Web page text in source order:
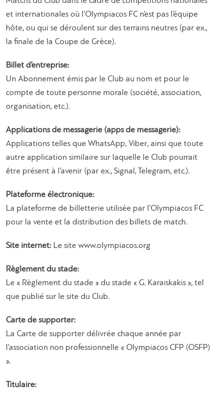
et internationales où l’Olympiacos FC n’est pas l’équipe
hôte, ou qui se déroulent sur des terrains neutres (par ex.,
la finale de la Coupe de Grèce).
Billet d’entreprise:
Un Abonnement émis par le Club au nom et pour le
compte de toute personne morale (société, association,
organisation, etc.).
Applications de messagerie (apps de messagerie):
Applications telles que WhatsApp, Viber, ainsi que toute
autre application similaire sur laquelle le Club pourrait
être présent à l’avenir (par ex., Signal, Telegram, etc.).
Plateforme électronique:
La plateforme de billetterie utilisée par l’Olympiacos FC
pour la vente et la distribution des billets de match.
Site internet: Le site www.olympiacos.org
Règlement du stade:
Le « Règlement du stade » du stade « G. Karaiskakis », tel
que publié sur le site du Club.
Carte de supporter:
La Carte de supporter délivrée chaque année par
l’association non professionnelle « Olympiacos CFP (OSFP)
».
Titulaire: